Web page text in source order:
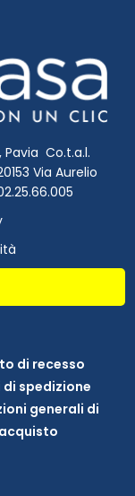
Pavia Co.t.a.l.
Via Aurelio
di recesso
di spedizione
generali di
acquisto